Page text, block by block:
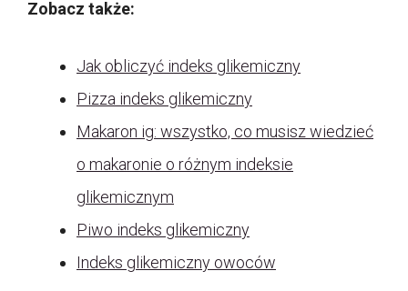
Zobacz także:
Jak obliczyć indeks glikemiczny
Pizza indeks glikemiczny
Makaron ig: wszystko, co musisz wiedzieć
o makaronie o różnym indeksie
glikemicznym
Piwo indeks glikemiczny
Indeks glikemiczny owoców